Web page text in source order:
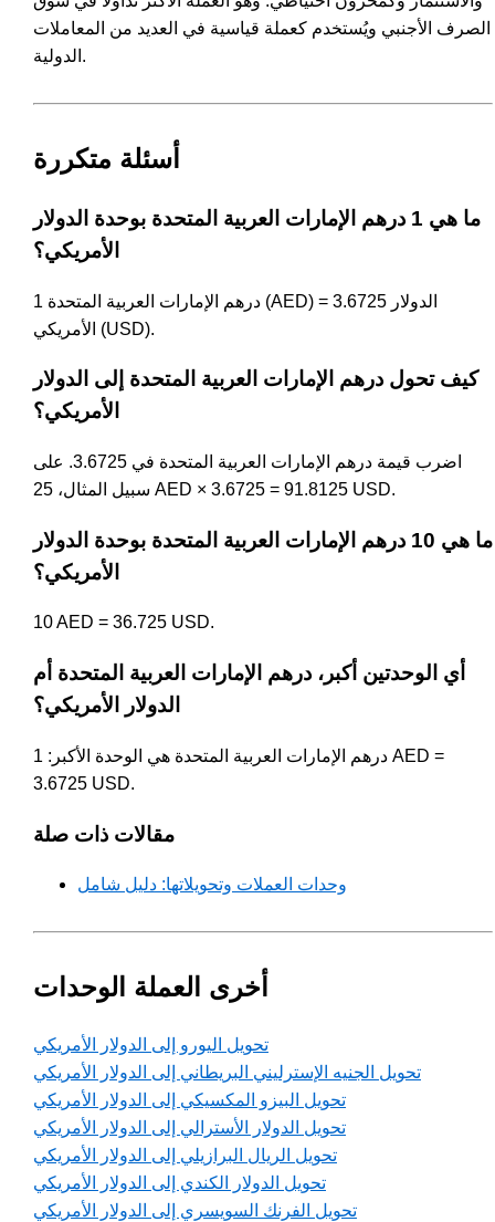
الصرف الأجنبي ويُستخدم كعملة قياسية في العديد من المعاملات
الدولية.
أسئلة متكررة
ما هي 1 درهم الإمارات العربية المتحدة بوحدة الدولار
الأمريكي؟
1 درهم الإمارات العربية المتحدة (AED) = 3.6725 الدولار
الأمريكي (USD).
كيف تحول درهم الإمارات العربية المتحدة إلى الدولار
الأمريكي؟
اضرب قيمة درهم الإمارات العربية المتحدة في 3.6725. على
سبيل المثال، 25 AED × 3.6725 = 91.8125 USD.
ما هي 10 درهم الإمارات العربية المتحدة بوحدة الدولار
الأمريكي؟
10 AED = 36.725 USD.
أي الوحدتين أكبر، درهم الإمارات العربية المتحدة أم
الدولار الأمريكي؟
درهم الإمارات العربية المتحدة هي الوحدة الأكبر: 1 AED =
3.6725 USD.
مقالات ذات صلة
وحدات العملات وتحويلاتها: دليل شامل
أخرى العملة الوحدات
تحويل اليورو إلى الدولار الأمريكي
تحويل الجنيه الإسترليني البريطاني إلى الدولار الأمريكي
تحويل البيزو المكسيكي إلى الدولار الأمريكي
تحويل الدولار الأسترالي إلى الدولار الأمريكي
تحويل الريال البرازيلي إلى الدولار الأمريكي
تحويل الدولار الكندي إلى الدولار الأمريكي
تحويل الفرنك السويسري إلى الدولار الأمريكي